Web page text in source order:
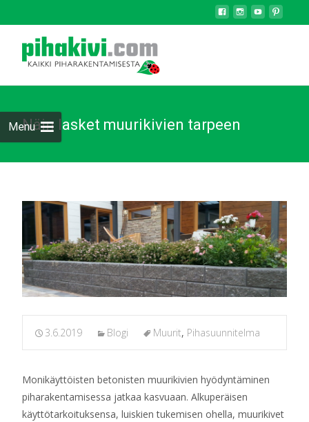
MenuNäin lasket muurikivien tarpeen
3.6.2019 Blogi Muurit, Pihasuunnitelma
Monikäyttöisten betonisten muurikivien hyödyntäminen
piharakentamisessa jatkaa kasvuaan. Alkuperäisen
käyttötarkoituksensa, luiskien tukemisen ohella, muurikivet